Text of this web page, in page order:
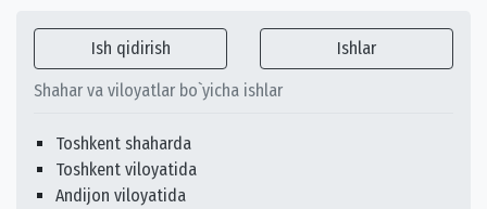
Ish qidirish Ishlar
Shahar va viloyatlar bo`yicha ishlar
Toshkent shaharda
Toshkent viloyatida
Andijon viloyatida